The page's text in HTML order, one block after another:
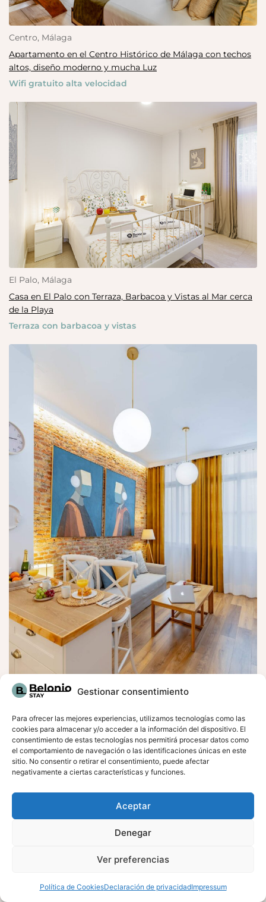
Gestionar consentimiento
Para ofrecer las mejores experiencias, utilizamos tecnologías como las
cookies para almacenar y/o acceder a la información del dispositivo. El
consentimiento de estas tecnologías nos permitirá procesar datos como
el comportamiento de navegación o las identificaciones únicas en este
sitio. No consentir o retirar el consentimiento, puede afectar
negativamente a ciertas características y funciones.
Aceptar
Denegar
Ver preferencias
Política de CookiesDeclaración de privacidadImpressum
Centro, Málaga
Apartamento en el Centro Histórico de Málaga con techos
altos, diseño moderno y mucha Luz
Wifi gratuito alta velocidad
El Palo, Málaga
Casa en El Palo con Terraza, Barbacoa y Vistas al Mar cerca
de la Playa
Terraza con barbacoa y vistas
Centro, Málaga
Apartamento Vacacional en el Centro de Málaga muy
luminoso y con aire acondicionado. Cerca de la playa.
Cocina Equipada
RESERVA AHORA